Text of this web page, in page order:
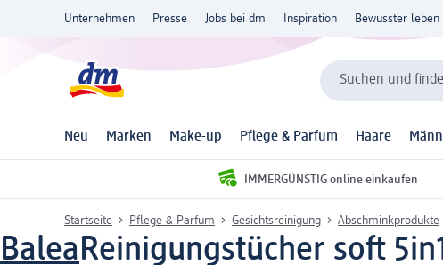
Unternehmen Presse Jobs bei dm Inspiration Bewusster leben
Suchen und
Neu Marken Make-up Pflege & Parfum Haare
IMMERGÜNSTIG online einkaufen
Startseite Pflege & Parfum Gesichtsreinigung Abschminkprodukte
BaleaReinigungstücher soft